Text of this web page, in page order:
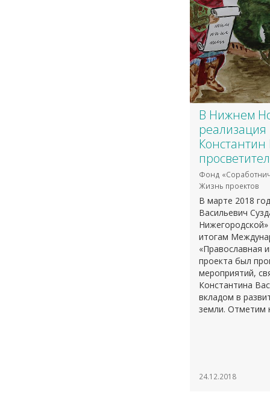
В Нижнем
реализация
Фонд
Жизнь проектов
В марте 2018
Васильевич
итогам
«Православная
проекта был
мероприятий,
Константина
вкладом в
земли. Отметим
24.12.2018